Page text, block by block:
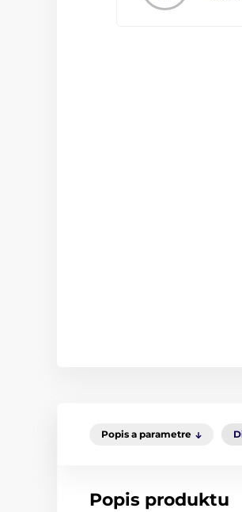
Popis a parametre
Popis produktu